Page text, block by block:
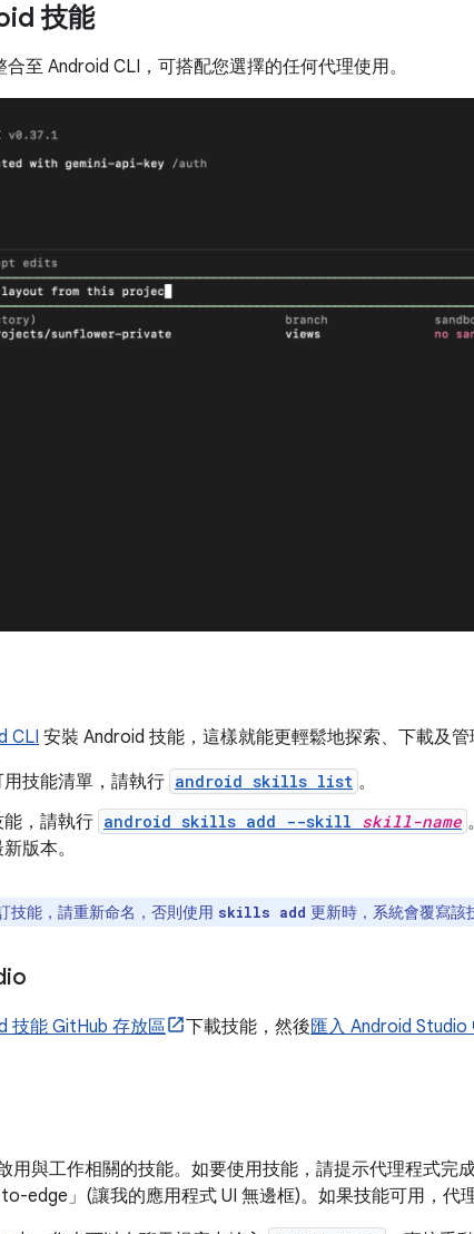
技能
至 Android CLI，可搭配您選擇的任何代理使用。
CLI 安裝 Android 技能，這樣就能更輕鬆地探索、下載及管
技能清單，請執行 android skills list 。
，請執行 android skills add --skill skill-name
版本。
技能，請重新命名，否則使用 skills add 更新時，系統會覆寫該
技能 GitHub 存放區 下載技能，然後匯入 Android Studio
用與工作相關的技能。如要使用技能，請提示代理程式完
edge」(讓我的應用程式 UI 無邊框)。如果技能可用，代